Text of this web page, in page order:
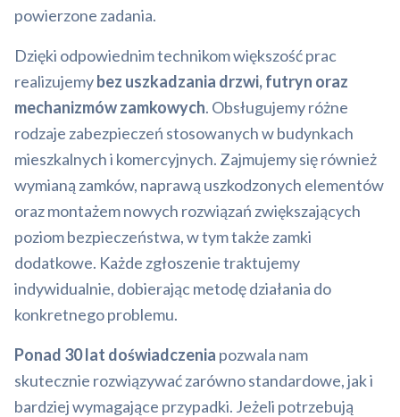
powierzone zadania.
Dzięki odpowiednim technikom większość prac
realizujemybez uszkadzania drzwi, futryn oraz
mechanizmów zamkowych. Obsługujemy różne
rodzaje zabezpieczeń stosowanych w budynkach
mieszkalnych i komercyjnych. Zajmujemy się również
wymianą zamków, naprawą uszkodzonych elementów
oraz montażem nowych rozwiązań zwiększających
poziom bezpieczeństwa, w tym także zamki
dodatkowe. Każde zgłoszenie traktujemy
indywidualnie, dobierając metodę działania do
konkretnego problemu.
Ponad 30 lat doświadczenia pozwala nam
skutecznie rozwiązywać zarówno standardowe, jak i
bardziej wymagające przypadki. Jeżeli potrzebują